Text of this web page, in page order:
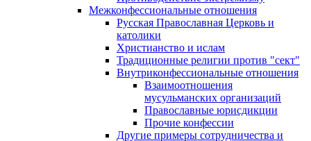
Межконфессиональные отношения
Русская Православная Церковь и
католики
Христианство и ислам
Традиционные религии против "сект"
Внутриконфессиональные отношения
Взаимоотношения
мусульманских организаций
Православные юрисдикции
Прочие конфессии
Другие примеры сотрудничества и